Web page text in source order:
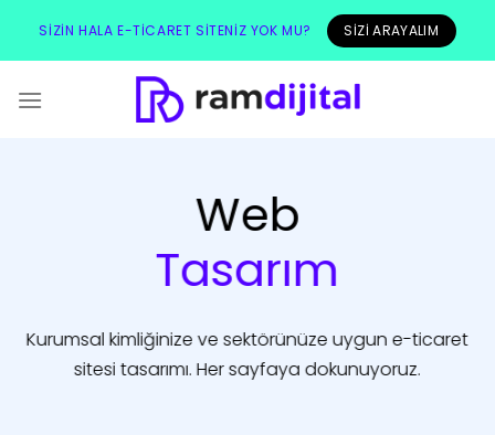
SIZIN HALA E-TICARET SITENIZ YOK MU? SIZI ARAYALIM
Web
Tasarım
Kurumsal kimliğinize ve sektörünüze uygun e-ticaret
sitesi tasarımı. Her sayfaya dokunuyoruz.